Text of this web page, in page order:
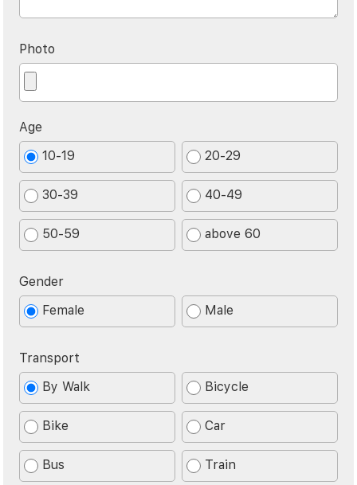
Photo
Age
10-19
20-29
30-39 40-49
50-59 above 60
Gender
Female
Male
Transport
By Walk
Bicycle
Bike Car
Bus Train